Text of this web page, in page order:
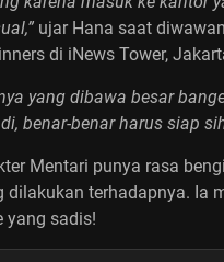
ujar Hana saat
di iNews Tower,
yang dibawa besar
benar-benar harus siap
Mentari punya rasa
dilakukan terhadapnya. Ia
yang sadis!